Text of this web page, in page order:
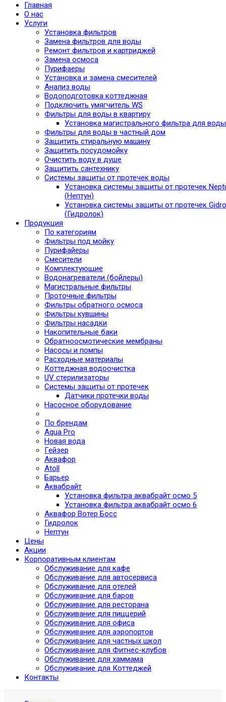
Главная
О нас
Услуги
Установка фильтров
Замена фильтров для воды
Ремонт фильтров и картриджей
Замена осмоса
Пурифаеры
Установка и замена смесителей
Анализ воды
Водоподготовка коттеджная
Подключить умягчитель WS
Фильтры для воды в квартиру
Установка магистрального фильтра для воды
Фильтры для воды в частный дом
Защитить стиральную машину
Защитить посудомойку
Очистить воду в душе
Защитить сантехнику
Системы защиты от протечек воды
Установка системы защиты от протечек
(Нептун)
Установка системы защиты от протечек
(Гидролок)
Продукция
По категориям
Фильтры под мойку
Пурифайеры
Смесители
Комплектующие
Водонагреватели (бойлеры)
Магистральные фильтры
Проточные фильтры
Фильтры обратного осмоса
Фильтры кувшины
Фильтры насадки
Накопительные баки
Обратноосмотические мембраны
Насосы и помпы
Расходные материалы
Коттеджная водоочистка
UV стерилизаторы
Системы защиты от протечек
Датчики протечки воды
Насосное оборудование
По брендам
Aqua Pro
Новая вода
Гейзер
Аквафор
Atoll
Барьер
Аквабрайт
Установка фильтра аквабрайт осмо 5
Установка фильтра аквабрайт осмо 6
Аквафор Вотер Босс
Гидролок
Нептун
Цены
Акции
Корпоративным клиентам
Обслуживание для кафе
Обслуживание для автосервиса
Обслуживание для отелей
Обслуживание для баров
Обслуживание для ресторана
Обслуживание для пиццерий
Обслуживание для офиса
Обслуживание для аэропортов
Обслуживание для частных школ
Обслуживание для Фитнес-клубов
Обслуживание для хаммама
Обслуживание для Коттеджей
Контакты